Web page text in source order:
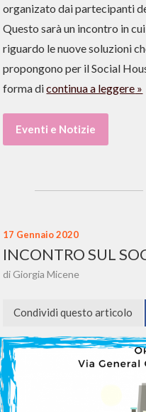
organizato dai partecipanti
Questo sarà un incontro in
riguardo le nuove soluzioni
propongono per il Social
forma dicontinua a leggere
Eventi e Notizie
17 Gennaio 2020
INCONTRO SUL
di Giorgia Micene
Condividi questo articolo